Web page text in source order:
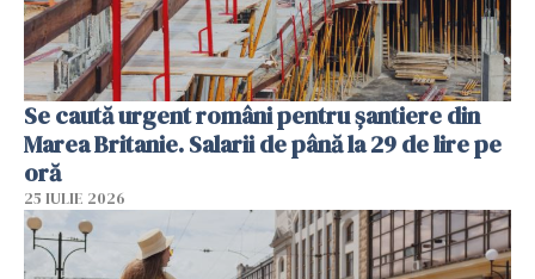
Se caută urgent români pentru șantiere din
Marea Britanie. Salarii de până la 29 de lire pe
oră
25 IULIE 2026